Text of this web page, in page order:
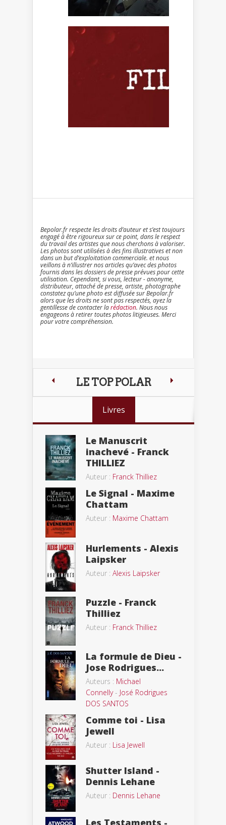
Bepolar.fr respecte les droits d’auteur et s’est toujours
engagé à être rigoureux sur ce point, dans le respect
du travail des artistes que nous cherchons à valoriser.
Les photos sont utilisées à des fins illustratives et non
dans un but d’exploitation commerciale. et nous
veillons à n’illustrer nos articles qu’avec des photos
fournis dans les dossiers de presse prévues pour cette
utilisation. Cependant, si vous, lecteur - anonyme,
distributeur, attaché de presse, artiste, photographe
constatez qu’une photo est diffusée sur Bepolar.fr
alors que les droits ne sont pas respectés, ayez la
gentillesse de contacter larédaction. Nous nous
engageons à retirer toutes photos litigieuses. Merci
pour votre compréhension.
LE TOP POLAR
Livres
Le Manuscrit
inachevé - Franck
THILLIEZ
Auteur : Franck Thilliez
Le Signal - Maxime
Chattam
Auteur : Maxime Chattam
Hurlements - Alexis
Laipsker
Auteur : Alexis Laipsker
Puzzle - Franck
Thilliez
Auteur : Franck Thilliez
La formule de Dieu -
Jose Rodrigues...
Auteurs : Michael
Connelly- José Rodrigues
DOS SANTOS
Comme toi - Lisa
Jewell
Auteur : Lisa Jewell
Shutter Island -
Dennis Lehane
Auteur : Dennis Lehane
Les Testaments -